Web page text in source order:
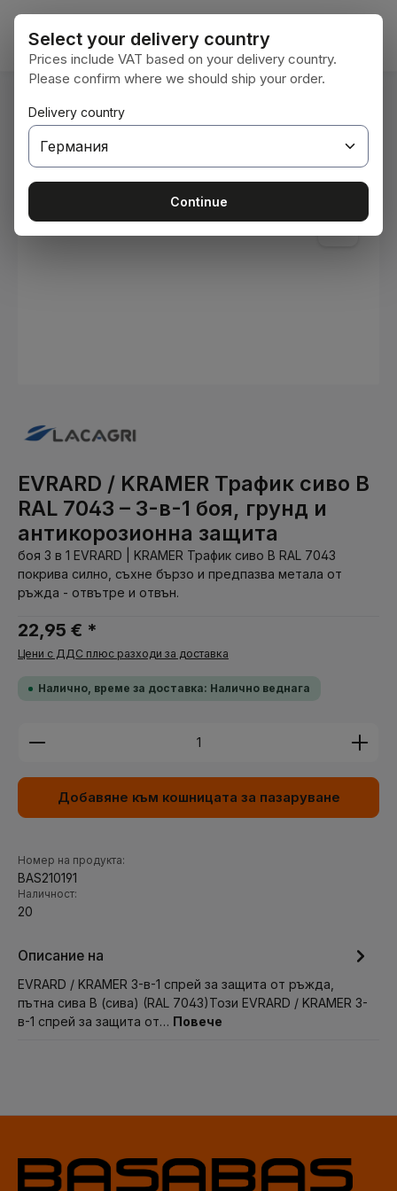
Преминете към основното съдържание
Вие сте тук: Начална страница
Бои и лакове
Пропуснете галерия с изображения
EVRARD / KRAMER Трафик сиво B
RAL 7043 – 3-в-1 боя, грунд и
антикорозионна защита
боя 3 в 1 EVRARD | KRAMER Трафик сиво B RAL 7043
покрива силно, съхне бързо и предпазва метала от
ръжда - отвътре и отвън.
22,95 € *
Цени с ДДС плюс разходи за доставка
Налично, време за доставка: Налично веднага
Количество на продукта: Въведете желаната
Добавяне към кошницата за пазаруване
Номер на продукта:
BAS210191
Наличност:
20
Описание на
EVRARD / KRAMER 3-в-1 спрей за защита от ръжда,
пътна сива B (сива) (RAL 7043)Този EVRARD / KRAMER 3-
в-1 спрей за защита от… Повече
Select your delivery country
Prices include VAT based on your delivery country.
Please confirm where we should ship your order.
Delivery country
Continue